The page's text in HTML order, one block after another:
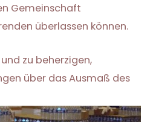
Gemeinschaft
überlassen können.
zu beherzigen,
über das Ausmaß des